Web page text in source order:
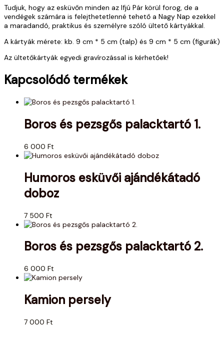
Tudjuk, hogy az esküvőn minden az Ifjú Pár körül forog, de a
vendégek számára is felejthetetlenné tehető a Nagy Nap ezekkel
a maradandó, praktikus és személyre szóló ültető kártyákkal.
A kártyák mérete: kb. 9 cm * 5 cm (talp) és 9 cm * 5 cm (figurák)
Az ültetőkártyák egyedi gravírozással is kérhetőek!
Kapcsolódó termékek
Boros és pezsgős palacktartó 1.
6 000 Ft
Humoros esküvői ajándékátadó
doboz
7 500 Ft
Boros és pezsgős palacktartó 2.
6 000 Ft
Kamion persely
7 000 Ft